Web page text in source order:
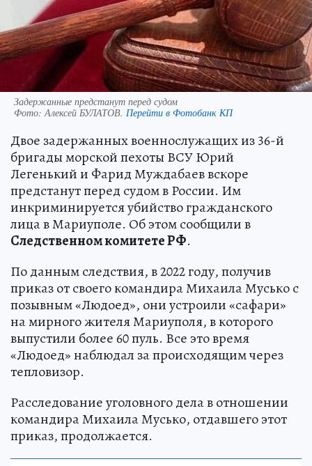
Задержанные предстанут перед судом
Фото: Алексей БУЛАТОВ. Перейти в Фотобанк КП
Двое задержанных военнослужащих из 36-й
бригады морской пехоты ВСУ Юрий
Легенький и Фарид Муждабаев вскоре
предстанут перед судом в России. Им
инкриминируется убийство гражданского
лица в Мариуполе. Об этом сообщили в
Следственном комитете РФ.
По данным следствия, в 2022 году, получив
приказ от своего командира Михаила Мусько с
позывным «Людоед», они устроили «сафари»
на мирного жителя Мариуполя, в которого
выпустили более 60 пуль. Все это время
«Людоед» наблюдал за происходящим через
тепловизор.
Расследование уголовного дела в отношении
командира Михаила Мусько, отдавшего этот
приказ, продолжается.